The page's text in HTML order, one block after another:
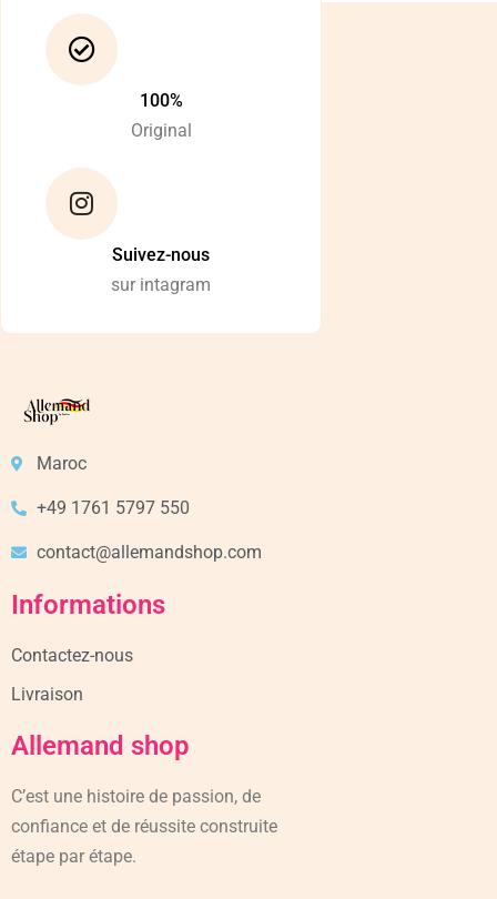
100%
Original
Suivez-nous
sur intagram
Maroc
+49 1761 5797 550
contact@allemandshop.com
Informations
Contactez-nous
Livraison
Allemand shop
C’est une histoire de passion, de
confiance et de réussite construite
étape par étape.